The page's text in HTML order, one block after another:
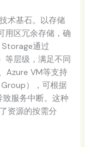
术基石。以存储
用区冗余存储，确
Storage通过
等层级，满足不同
Azure VM等支持
），可根据
服务中断。这种
资源的按需分